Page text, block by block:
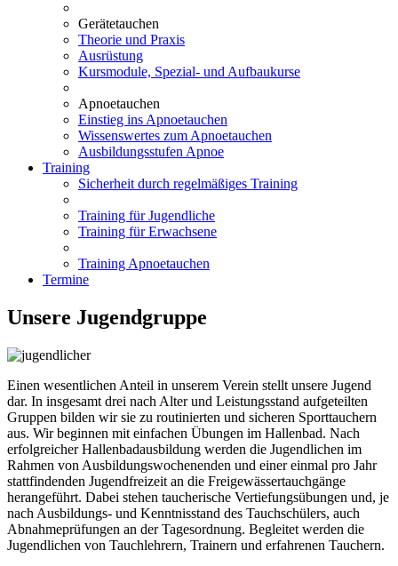
Gerätetauchen
Theorie und Praxis
Ausrüstung
Kursmodule, Spezial- und Aufbaukurse
Apnoetauchen
Einstieg ins Apnoetauchen
Wissenswertes zum Apnoetauchen
Ausbildungsstufen Apnoe
Training
Sicherheit durch regelmäßiges Training
Training für Jugendliche
Training für Erwachsene
Training Apnoetauchen
Termine
Unsere Jugendgruppe
Einen wesentlichen Anteil in unserem Verein stellt unsere Jugend
dar. In insgesamt drei nach Alter und Leistungsstand aufgeteilten
Gruppen bilden wir sie zu routinierten und sicheren Sporttauchern
aus. Wir beginnen mit einfachen Übungen im Hallenbad. Nach
erfolgreicher Hallenbadausbildung werden die Jugendlichen im
Rahmen von Ausbildungswochenenden und einer einmal pro Jahr
stattfindenden Jugendfreizeit an die Freigewässertauchgänge
herangeführt. Dabei stehen taucherische Vertiefungsübungen und, je
nach Ausbildungs- und Kenntnisstand des Tauchschülers, auch
Abnahmeprüfungen an der Tagesordnung. Begleitet werden die
Jugendlichen von Tauchlehrern, Trainern und erfahrenen Tauchern.